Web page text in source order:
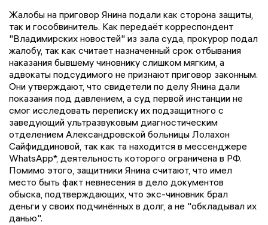
Жалобы на приговор Янина подали как сторона защиты,
так и гособвинитель. Как передаёт корреспондент
"Владимирских новостей" из зала суда, прокурор подал
жалобу, так как считает назначенный срок отбывания
наказания бывшему чиновнику слишком мягким, а
адвокаты подсудимого не признают приговор законным.
Они утверждают, что свидетели по делу Янина дали
показания под давлением, а суд первой инстанции не
смог исследовать переписку их подзащитного с
заведующий ультразвуковым диагностическим
отделением Александровской больницы Лолахон
Сайфиддиновой, так как та находится в мессенджере
WhatsApp*, деятельность которого ограничена в РФ.
Помимо этого, защитники Янина считают, что имел
место быть факт невнесения в дело документов
обыска, подтверждающих, что экс-чиновник брал
деньги у своих подчинённых в долг, а не "обкладывал их
данью".